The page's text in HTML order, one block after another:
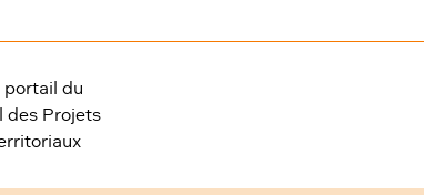
portail du
des Projets